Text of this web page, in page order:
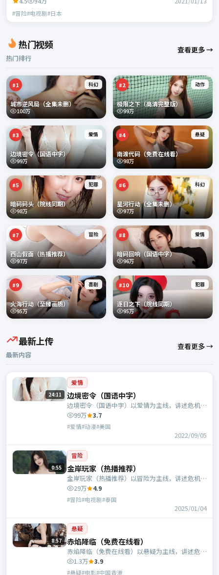
#冒险#电视剧#日本
热门视频
热门排行
查看更多 →
#1 科幻
城市逆风局（全集未删）
100万
#2 动作
极限之下（高清完整版）
99万
#3 爱情
边境密令（国语中字）
99万
#4 悬疑
南渡代码（免费在线看）
98万
#5 犯罪
暗码码头（院线同期）
98万
#6 科幻
星河行动（全集未删）
97万
#7 冒险
西山假面（热播推荐）
97万
#8 爱情
暗码回响（国语中字）
96万
#9 喜剧
火海行动（至臻画质）
95万
#10 犯罪
逐日之下（院线同期）
95万
最新上传
最新内容
查看更多 →
24:11
爱情
边境密令（国语中字）
边境密令（国语中字）以爱情为主线，讲述危机中
的抉择与人物成长；美国班底，宁浩执导，王景
春、长泽雅美等主演。
99万 3.7
#爱情#动漫#美国
2022/09/05
0:55
冒险
金岸玩家（热播推荐）
金岸玩家（热播推荐）以冒险为主线，讲述危机中
的抉择与人物成长；泰国班底，贾樟柯执导，河正
宇、大鹏等主演。
29万 4.9
#冒险#电视剧#泰国
2025/01/04
8:57
悬疑
赤焰降临（免费在线看）
赤焰降临（免费在线看）以悬疑为主线，讲述危机
中的抉择与人物成长；中国香港班底，乌尔善执
导，谭卓、刘昊然等主演。
1.3万 3.9
#悬疑#电影#中国香港